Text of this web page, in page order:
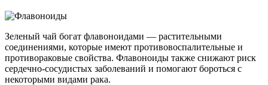
Зеленый чай богат флавоноидами — растительными
соединениями, которые имеют противовоспалительные и
противораковые свойства. Флавоноиды также снижают риск
сердечно-сосудистых заболеваний и помогают бороться с
некоторыми видами рака.